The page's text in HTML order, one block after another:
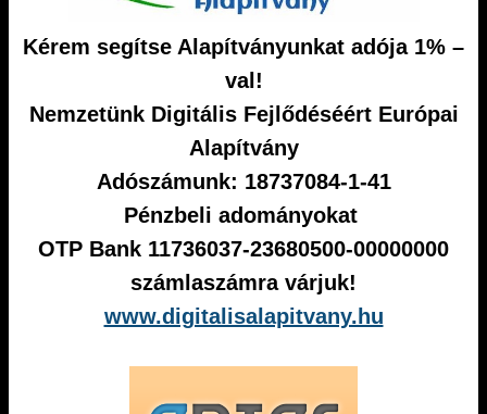
Kérem segítse Alapítványunkat adója 1% –
val!
Nemzetünk Digitális Fejlődéséért Európai
Alapítvány
Adószámunk: 18737084-1-41
Pénzbeli adományokat
OTP Bank 11736037-23680500-00000000
számlaszámra várjuk!
www.digitalisalapitvany.hu